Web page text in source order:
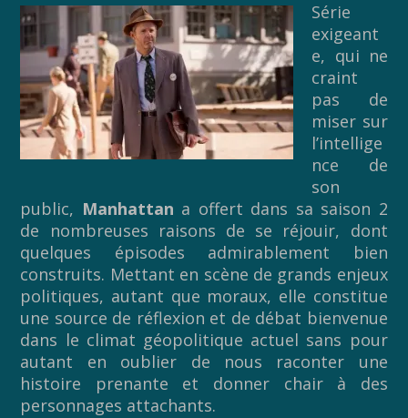
Série
exigeant
e, qui ne
craint
pas de
miser sur
l’intellige
nce de
son
public, Manhattan a offert dans sa saison 2
de nombreuses raisons de se réjouir, dont
quelques épisodes admirablement bien
construits. Mettant en scène de grands enjeux
politiques, autant que moraux, elle constitue
une source de réflexion et de débat bienvenue
dans le climat géopolitique actuel sans pour
autant en oublier de nous raconter une
histoire prenante et donner chair à des
personnages attachants.